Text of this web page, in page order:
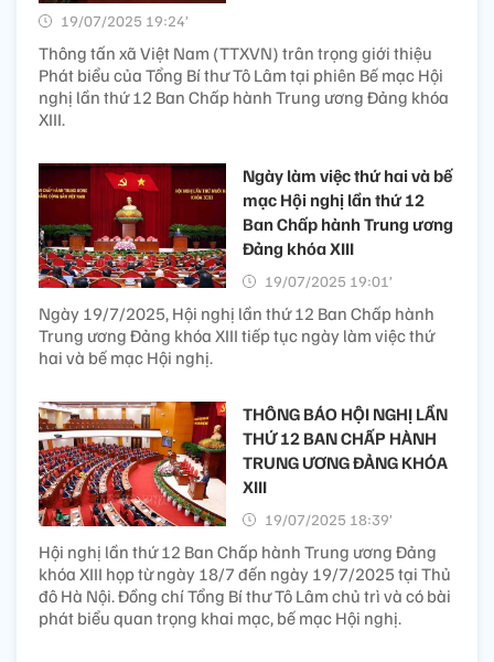
19/07/2025 19:24’
Thông tấn xã Việt Nam (TTXVN) trân trọng giới thiệu
Phát biểu của Tổng Bí thư Tô Lâm tại phiên Bế mạc Hội
nghị lần thứ 12 Ban Chấp hành Trung ương Đảng khóa
XIII.
Ngày làm việc thứ hai và bế
mạc Hội nghị lần thứ 12
Ban Chấp hành Trung ương
Đảng khóa XIII
19/07/2025 19:01’
Ngày 19/7/2025, Hội nghị lần thứ 12 Ban Chấp hành
Trung ương Đảng khóa XIII tiếp tục ngày làm việc thứ
hai và bế mạc Hội nghị.
THÔNG BÁO HỘI NGHỊ LẦN
THỨ 12 BAN CHẤP HÀNH
TRUNG ƯƠNG ĐẢNG KHÓA
XIII
19/07/2025 18:39’
Hội nghị lần thứ 12 Ban Chấp hành Trung ương Đảng
khóa XIII họp từ ngày 18/7 đến ngày 19/7/2025 tại Thủ
đô Hà Nội. Đồng chí Tổng Bí thư Tô Lâm chủ trì và có bài
phát biểu quan trọng khai mạc, bế mạc Hội nghị.